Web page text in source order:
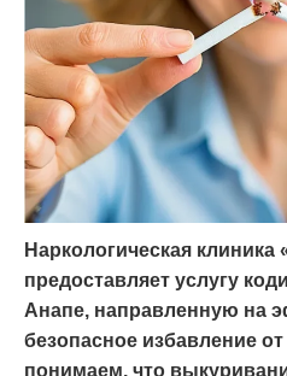
Наркологическая клиника
предоставляет услугу
Анапе, направленную на
безопасное избавление
понимаем, что